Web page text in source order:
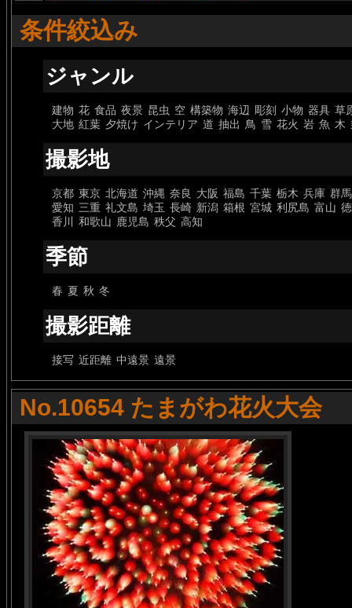
条件絞込み
ジャンル
建物 花 食品 夜景 昆虫 空 構築物 海辺 彫刻 小物 器具 草
大地 紅葉 夕焼け インテリア 道 抽出 鳥 雪 花火 岩 魚 木
撮影地
京都 東京 北海道 沖縄 奈良 大阪 福島 千葉 栃木 兵庫 群馬
愛知 三重 礼文島 埼玉 長崎 新潟 箱根 宮城 利尻島 富山
香川
和歌山 鹿児島 秩父 高知
季節
春 夏 秋 冬
撮影距離
接写 近距離 中遠景 遠景
No.10654 たまがわ花火大会